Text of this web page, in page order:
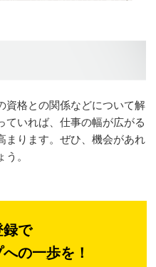
資格との関係などについて解
ていれば、仕事の幅が広がる
まります。ぜひ、機会があれ
。
録で
の一歩を！